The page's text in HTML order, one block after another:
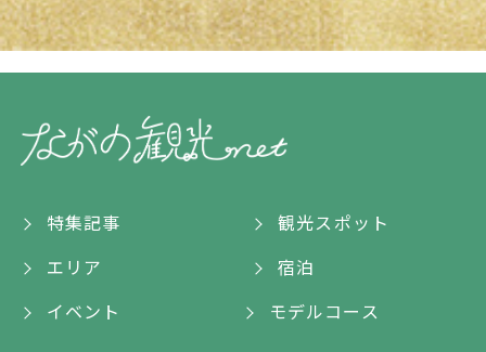
特集記事
観光スポット
エリア
宿泊
イベント
モデルコース